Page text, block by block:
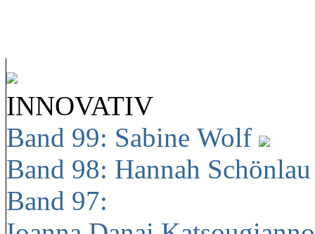
INNOVATIV
Band 99: Sabine Wolf
Band 98: Hannah
Band 97: